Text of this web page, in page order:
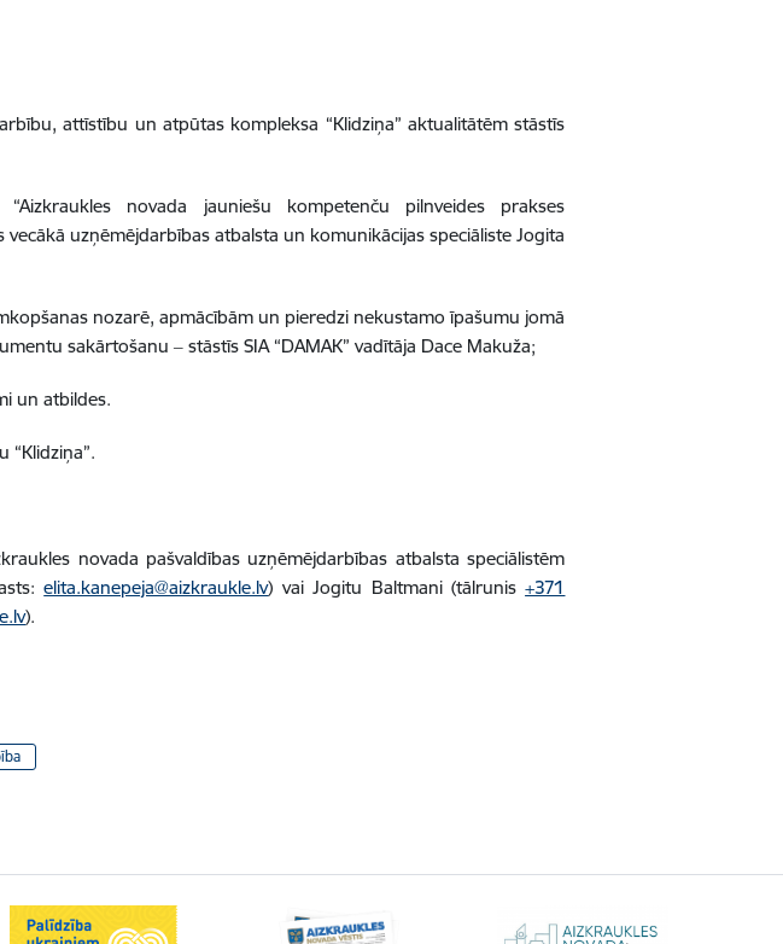
attīstību un atpūtas kompleksa “Klidziņa” aktualitātēm stāstīs
novada jauniešu kompetenču pilnveides prakses
uzņēmējdarbības atbalsta un komunikācijas speciāliste Jogita
nozarē, apmācībām un pieredzi nekustamo īpašumu jomā
sakārtošanu ‒ stāstīs SIA “DAMAK” vadītāja Dace Makuža;
un atbildes.
“Klidziņa”.
novada pašvaldības uzņēmējdarbības atbalsta speciālistēm
elita.kanepeja@aizkraukle.lv) vai Jogitu Baltmani (tālrunis+371
).